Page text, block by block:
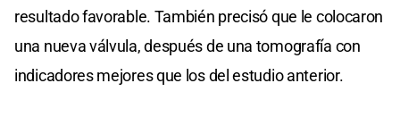
resultado favorable. También precisó que le colocaron
una nueva válvula, después de una tomografía con
indicadores mejores que los del estudio anterior.